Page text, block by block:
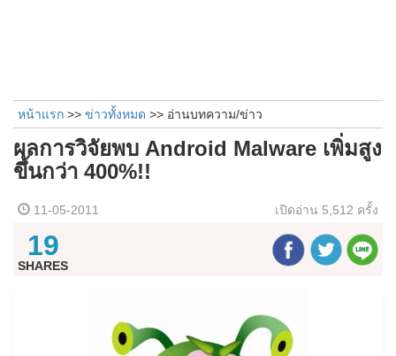
หน้าแรก >> ข่าวทั้งหมด >> อ่านบทความ/ข่าว
ผลการวิจัยพบ Android Malware เพิ่มสูง
ขึ้นกว่า 400%!!
11-05-2011 เปิดอ่าน 5,512 ครั้ง
19
SHARES